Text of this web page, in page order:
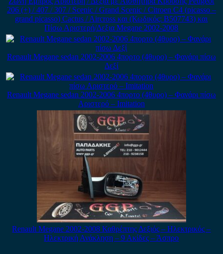
206 (+) / 407 / 307 / Scenic / Grand Scenic / Citroen C4 (picasso –
grand picasso) Cactus / Aircross και (Κωδικός: B507743) και
Πίσω Αριστερή/Δεξια Megane 2002-2008
Renault Megane sedan 2002-2006 4πορτο (4θυρο) – Φανάρι πίσω
Δεξί
Renault Megane sedan 2002-2006 4πορτο (4θυρο) – Φανάρι πίσω
Αριστερό – Imitation
Renault Megane 2002-2008 Καθρέπτης Δεξιός – Ηλεκτρικός –
Ηλεκτρική Ανάκληση – 9 Ακίδες – Άσπρο